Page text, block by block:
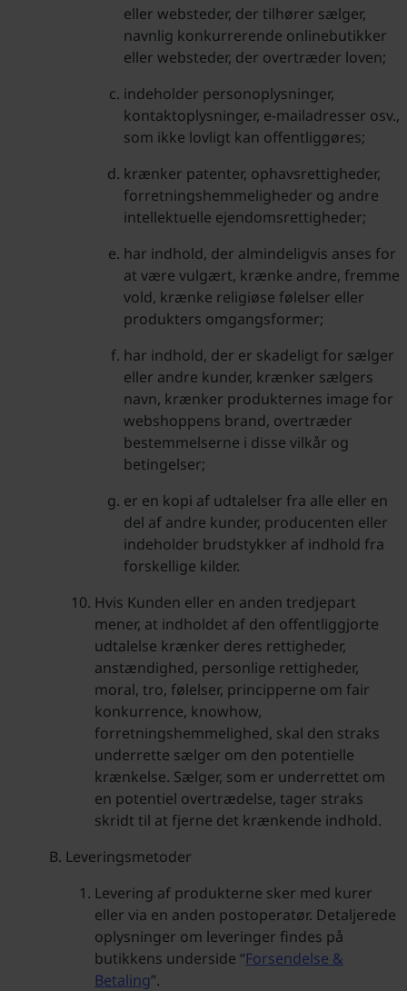
eller websteder, der tilhører sælger,
navnlig konkurrerende onlinebutikker
eller websteder, der overtræder loven;
indeholder personoplysninger,
kontaktoplysninger, e-mailadresser osv.,
som ikke lovligt kan offentliggøres;
krænker patenter, ophavsrettigheder,
forretningshemmeligheder og andre
intellektuelle ejendomsrettigheder;
har indhold, der almindeligvis anses for
at være vulgært, krænke andre, fremme
vold, krænke religiøse følelser eller
produkters omgangsformer;
har indhold, der er skadeligt for sælger
eller andre kunder, krænker sælgers
navn, krænker produkternes image for
webshoppens brand, overtræder
bestemmelserne i disse vilkår og
betingelser;
er en kopi af udtalelser fra alle eller en
del af andre kunder, producenten eller
indeholder brudstykker af indhold fra
forskellige kilder.
Hvis Kunden eller en anden tredjepart
mener, at indholdet af den offentliggjorte
udtalelse krænker deres rettigheder,
anstændighed, personlige rettigheder,
moral, tro, følelser, principperne om fair
konkurrence, knowhow,
forretningshemmelighed, skal den straks
underrette sælger om den potentielle
krænkelse. Sælger, som er underrettet om
en potentiel overtrædelse, tager straks
skridt til at fjerne det krænkende indhold.
Leveringsmetoder
Levering af produkterne sker med kurer
eller via en anden postoperatør. Detaljerede
oplysninger om leveringer findes på
butikkens underside “Forsendelse &
Betaling”.